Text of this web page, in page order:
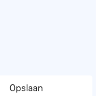
Opslaan